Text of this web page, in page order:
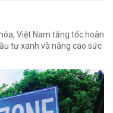
Việt Nam tăng tốc hoàn
tư xanh và nâng cao sức